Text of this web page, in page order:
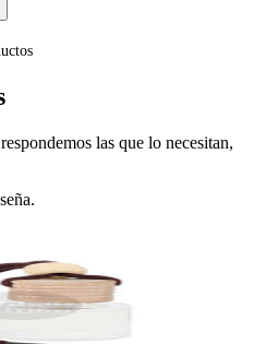
las que lo necesitan,